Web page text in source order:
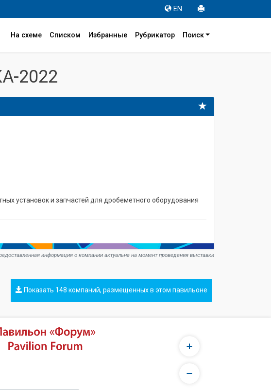
EN
На схеме Списком Избранные Рубрикатор Поиск
2022
установок и запчастей для дробеметного оборудования
информация о компании актуальна на момент проведения выставки
Показать 148 компаний, размещенных в этом павильоне